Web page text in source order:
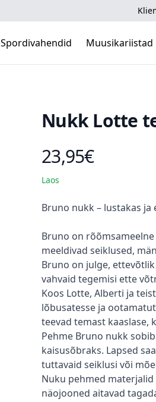
Spordivahendid Muusikariistad
Nukk Lotte
Toote hind
23,95€
Laos
Kirjeldus
Bruno nukk – lustakas
Bruno on
meeldivad seiklused,
Bruno on julge,
vahvaid tegemisi ette
Koos Lotte, Alberti ja
lõbusatesse ja
teevad temast kaaslase,
Pehme Bruno nukk
kaisusõbraks. Lapsed
tuttavaid seiklusi või
Nuku pehmed
näojooned aitavad